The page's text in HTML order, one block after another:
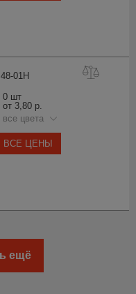
01H
0 шт
от 3,80 р.
все цвета
ВСЕ ЦЕНЫ
ещё